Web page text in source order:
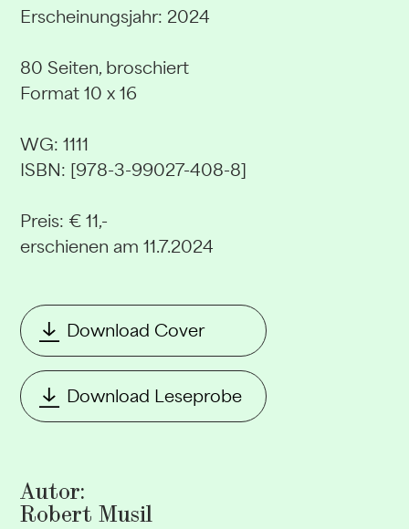
Erscheinungsjahr: 2024
80 Seiten, broschiert
Format 10 x 16
WG: 1111
ISBN: [978-3-99027-408-8]
Preis: € 11,-
erschienen am 11.7.2024
Download Cover
Download Leseprobe
Autor:
Robert Musil